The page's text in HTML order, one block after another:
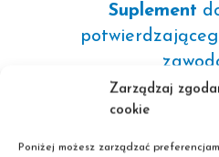
Zarządzaj
cookie
Poniżej możesz zarządzać
Suplement